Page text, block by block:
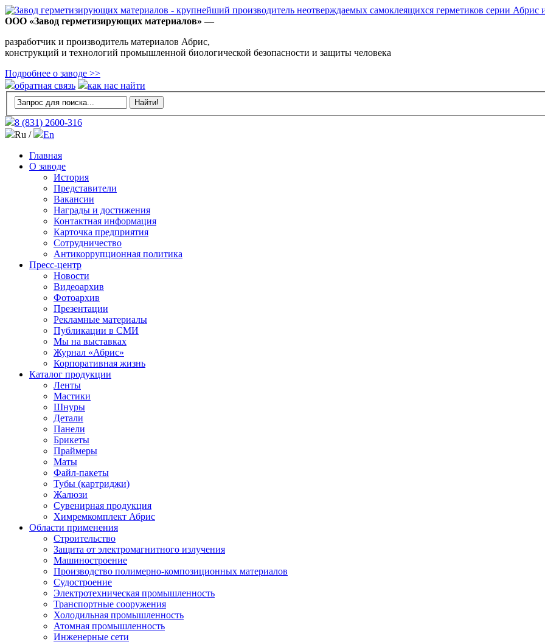
ООО «Завод герметизирующих материалов» —
разработчик и производитель материалов Абрис,
конструкций и технологий промышленной биологической безопасности и защиты человека
Подробнее о заводе >>
обратная связь
как нас найти
8 (831) 2600-316
Ru /
En
Главная
О заводе
История
Представители
Вакансии
Награды и достижения
Контактная информация
Карточка предприятия
Сотрудничество
Антикоррупционная политика
Пресс-центр
Новости
Видеоархив
Фотоархив
Презентации
Рекламные материалы
Публикации в СМИ
Мы на выставках
Журнал «Абрис»
Корпоративная жизнь
Каталог продукции
Ленты
Мастики
Шнуры
Детали
Панели
Брикеты
Праймеры
Маты
Файл-пакеты
Тубы (картриджи)
Жалюзи
Сувенирная продукция
Химремкомплект Абрис
Области применения
Строительство
Защита от электромагнитного излучения
Машиностроение
Производство полимерно-композиционных материалов
Судостроение
Электротехническая промышленность
Транспортные сооружения
Холодильная промышленность
Атомная промышленность
Инженерные сети